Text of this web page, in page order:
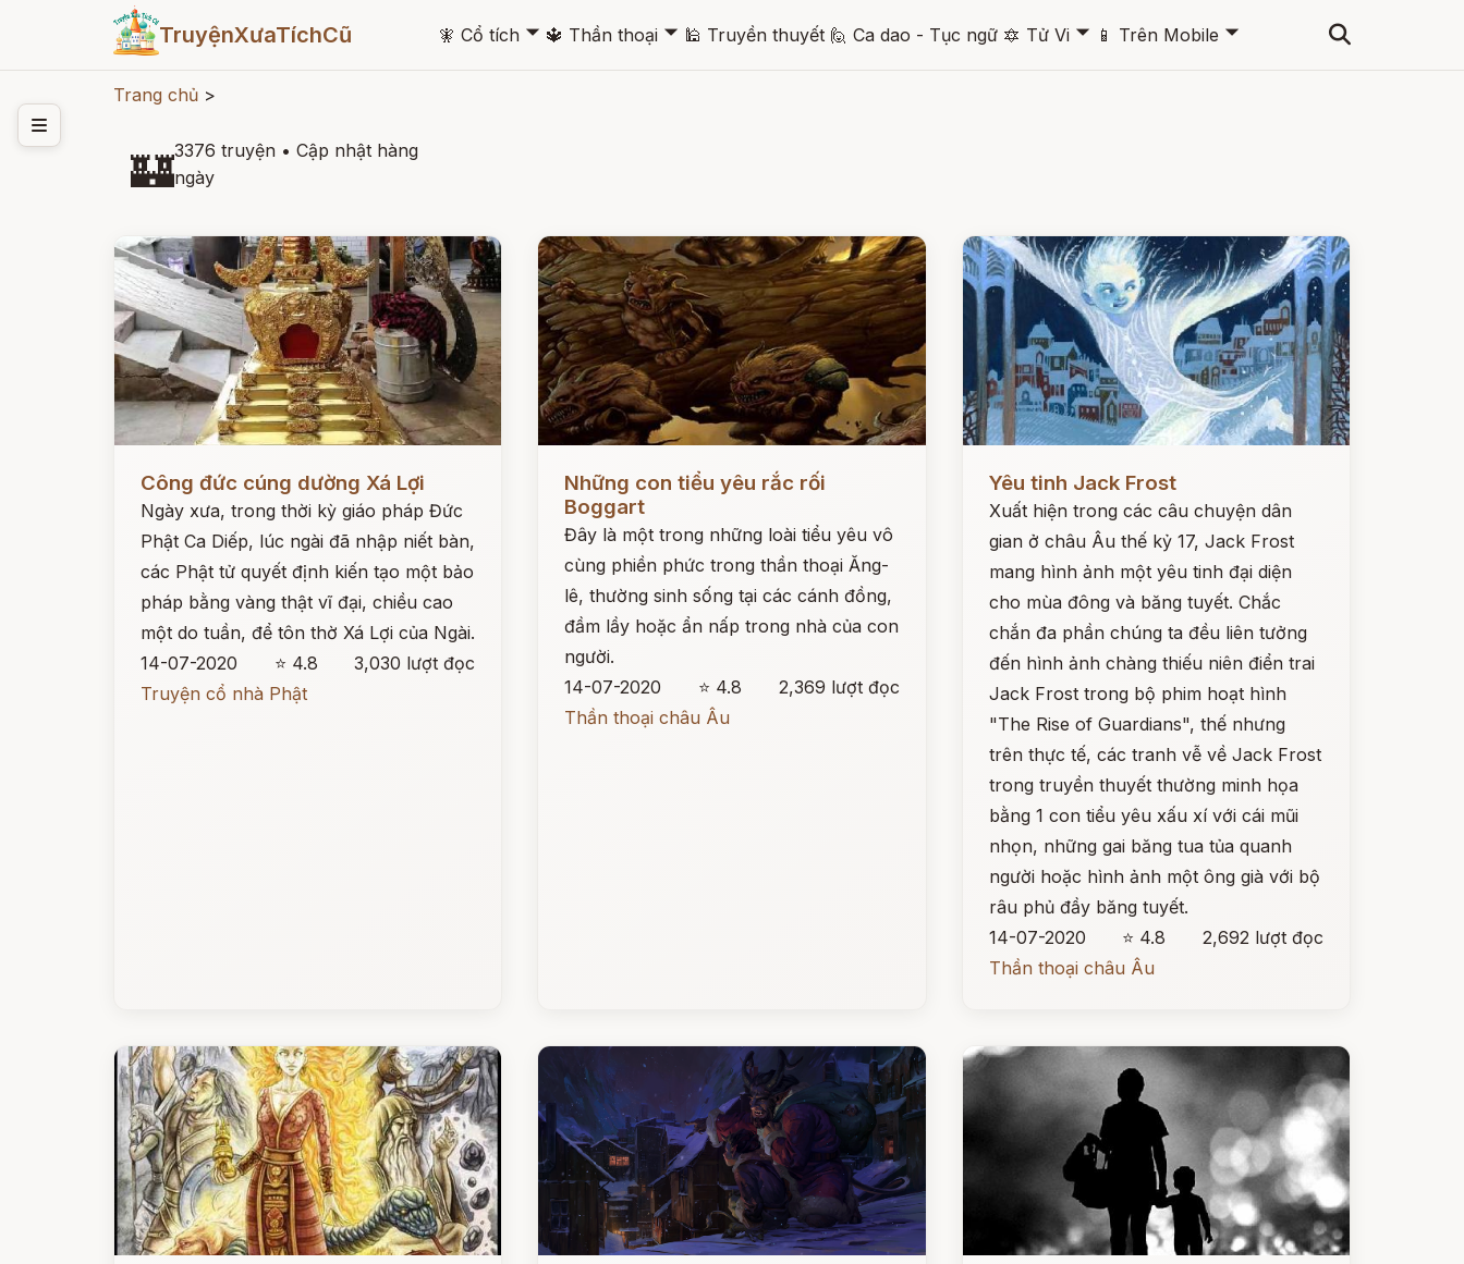
TruyệnXưaTíchCũ 🧚 Cổ tích 🞃 🔱 Thần thoại 🞃 🕌 Truyền thuyết 🙋 Ca dao - Tục ngữ 🔯 Tử Vi 🞃 📱 Trên Mobile 🞃
Trang chủ >
🏰3376 truyện • Cập nhật hàng
ngày
Công đức cúng dường Xá Lợi
Ngày xưa, trong thời kỳ giáo pháp Đức
Phật Ca Diếp, lúc ngài đã nhập niết bàn,
các Phật tử quyết định kiến tạo một bảo
pháp bằng vàng thật vĩ đại, chiều cao
một do tuần, để tôn thờ Xá Lợi của Ngài.
14-07-2020
⭐ 4.8
3,030 lượt đọc
Truyện cổ nhà Phật
Những con tiểu yêu rắc rối
Boggart
Đây là một trong những loài tiểu yêu vô
cùng phiền phức trong thần thoại Ăng-
lê, thường sinh sống tại các cánh đồng,
đầm lầy hoặc ẩn nấp trong nhà của con
người.
14-07-2020
⭐ 4.8
2,369 lượt đọc
Thần thoại châu Âu
Yêu tinh Jack Frost
Xuất hiện trong các câu chuyện dân
gian ở châu Âu thế kỷ 17, Jack Frost
mang hình ảnh một yêu tinh đại diện
cho mùa đông và băng tuyết. Chắc
chắn đa phần chúng ta đều liên tưởng
đến hình ảnh chàng thiếu niên điển trai
Jack Frost trong bộ phim hoạt hình
"The Rise of Guardians", thế nhưng
trên thực tế, các tranh vễ về Jack Frost
trong truyền thuyết thường minh họa
bằng 1 con tiểu yêu xấu xí với cái mũi
nhọn, những gai băng tua tủa quanh
người hoặc hình ảnh một ông già với bộ
râu phủ đầy băng tuyết.
14-07-2020
⭐ 4.8
2,692 lượt đọc
Thần thoại châu Âu